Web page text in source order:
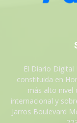
El Diario
constituida en
más alto nivel
internacional y
Jarros Boulevard